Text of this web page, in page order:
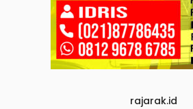
rajarak.id